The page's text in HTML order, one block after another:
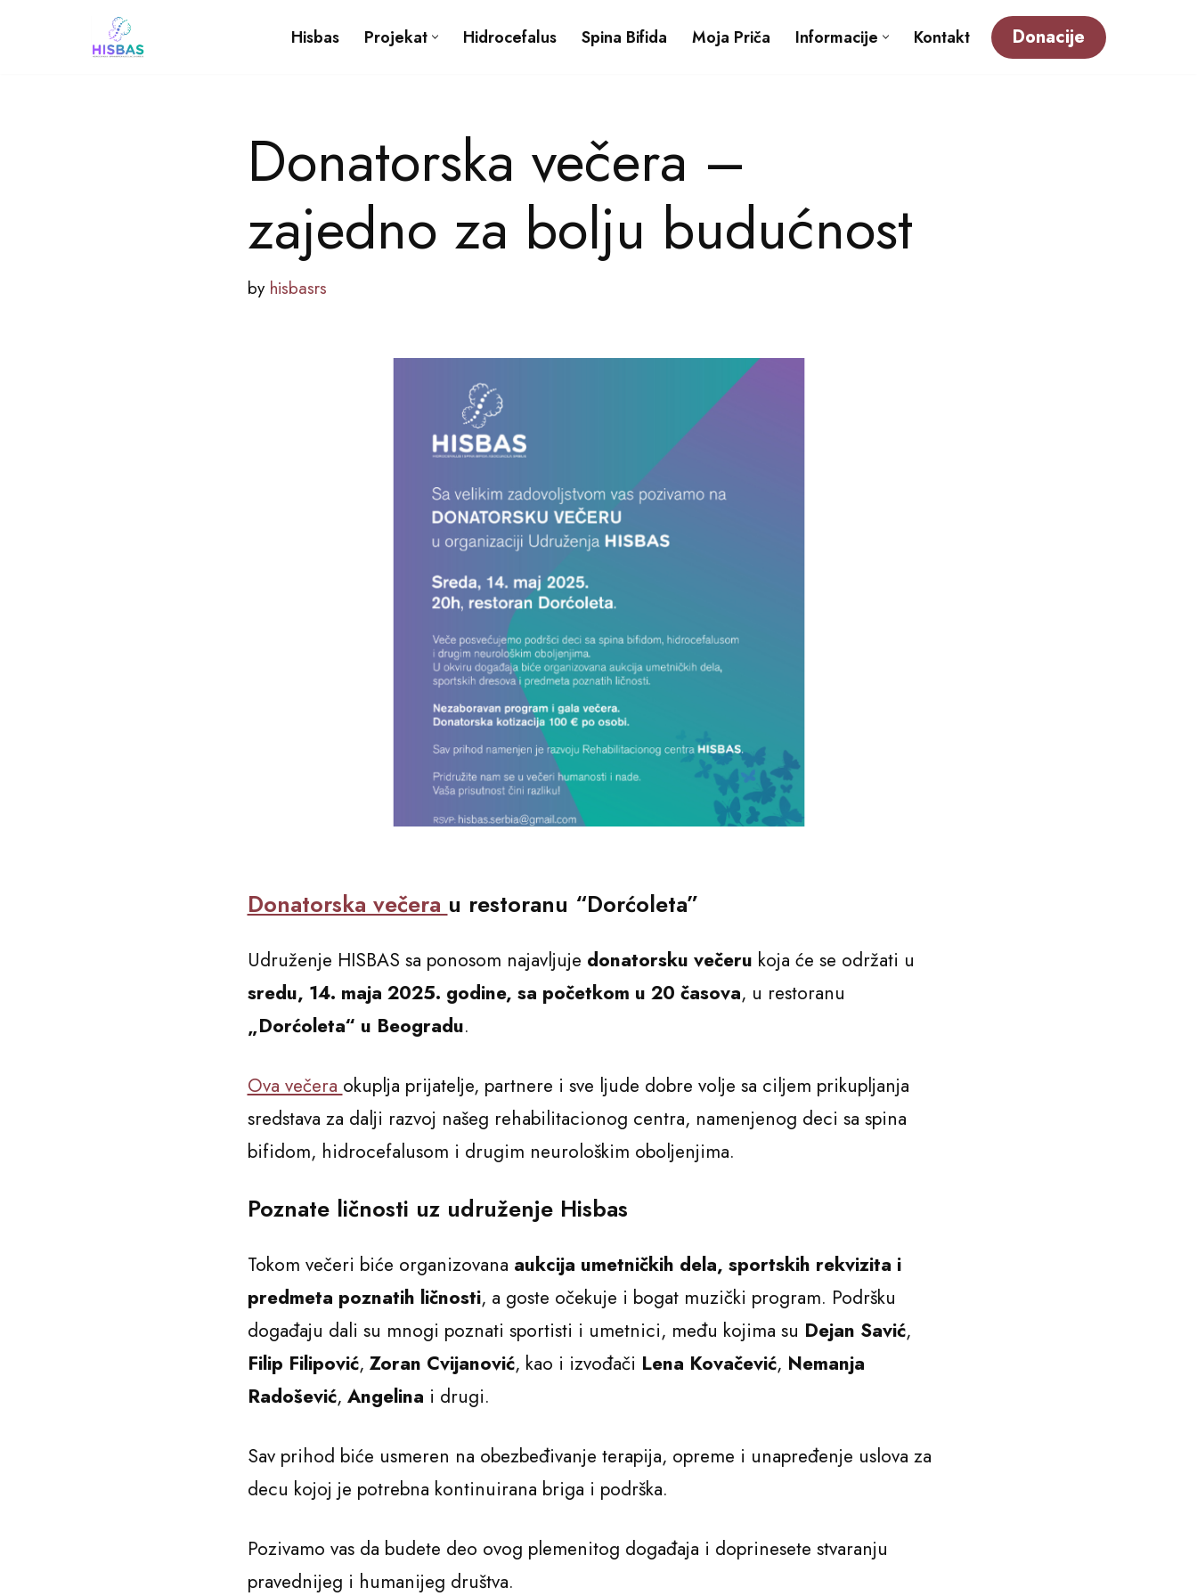
Hisbas Projekat Hidrocefalus Spina Bifida Moja Priča Informacije Kontakt Donacije
Donatorska večera –
zajedno za bolju budućnost
by hisbasrs
Donatorska večera u restoranu “Dorćoleta”
Udruženje HISBAS sa ponosom najavljuje donatorsku večeru koja će se održati u
sredu, 14. maja 2025. godine, sa početkom u 20 časova, u restoranu
„Dorćoleta“ u Beogradu.
Ova večera okuplja prijatelje, partnere i sve ljude dobre volje sa ciljem prikupljanja
sredstava za dalji razvoj našeg rehabilitacionog centra, namenjenog deci sa spina
bifidom, hidrocefalusom i drugim neurološkim oboljenjima.
Poznate ličnosti uz udruženje Hisbas
Tokom večeri biće organizovana aukcija umetničkih dela, sportskih rekvizita i
predmeta poznatih ličnosti, a goste očekuje i bogat muzički program. Podršku
događaju dali su mnogi poznati sportisti i umetnici, među kojima su Dejan Savić,
Filip Filipović, Zoran Cvijanović, kao i izvođači Lena Kovačević, Nemanja
Radošević, Angelina i drugi.
Sav prihod biće usmeren na obezbeđivanje terapija, opreme i unapređenje uslova za
decu kojoj je potrebna kontinuirana briga i podrška.
Pozivamo vas da budete deo ovog plemenitog događaja i doprinesete stvaranju
pravednijeg i humanijeg društva.